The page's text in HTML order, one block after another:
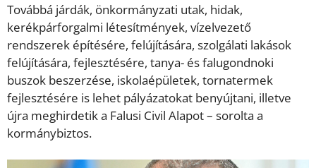
Továbbá járdák, önkormányzati utak, hidak,
kerékpárforgalmi létesítmények, vízelvezető
rendszerek építésére, felújítására, szolgálati lakások
felújítására, fejlesztésére, tanya- és falugondnoki
buszok beszerzése, iskolaépületek, tornatermek
fejlesztésére is lehet pályázatokat benyújtani, illetve
újra meghirdetik a Falusi Civil Alapot – sorolta a
kormánybiztos.